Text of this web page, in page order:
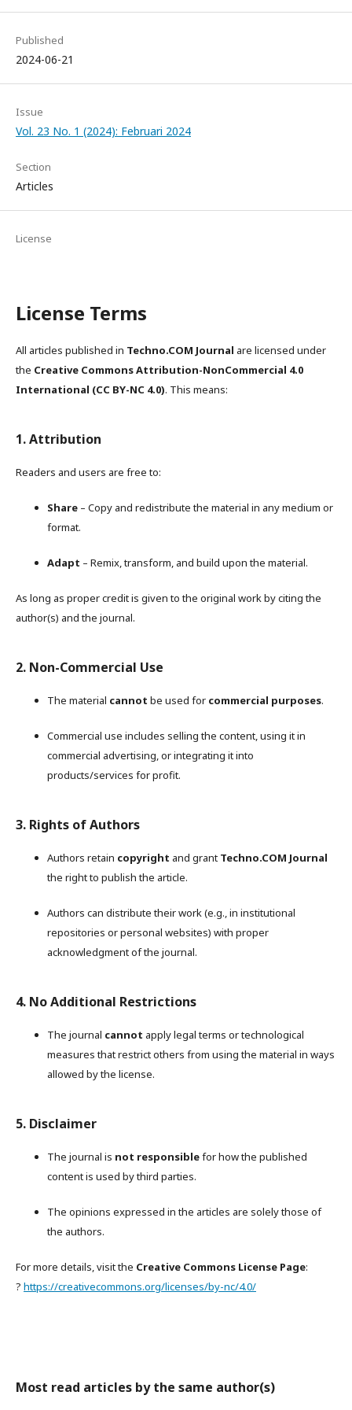
Published
2024-06-21
Issue
Vol. 23 No. 1 (2024): Februari 2024
Section
Articles
License
License Terms
All articles published in Techno.COM Journal are licensed under
the Creative Commons Attribution-NonCommercial 4.0
International (CC BY-NC 4.0). This means:
1. Attribution
Readers and users are free to:
Share – Copy and redistribute the material in any medium or
format.
Adapt – Remix, transform, and build upon the material.
As long as proper credit is given to the original work by citing the
author(s) and the journal.
2. Non-Commercial Use
The material cannot be used for commercial purposes.
Commercial use includes selling the content, using it in
commercial advertising, or integrating it into
products/services for profit.
3. Rights of Authors
Authors retain copyright and grant Techno.COM Journal
the right to publish the article.
Authors can distribute their work (e.g., in institutional
repositories or personal websites) with proper
acknowledgment of the journal.
4. No Additional Restrictions
The journal cannot apply legal terms or technological
measures that restrict others from using the material in ways
allowed by the license.
5. Disclaimer
The journal is not responsiblefor how the published
content is used by third parties.
The opinions expressed in the articles are solely those of
the authors.
For more details, visit the Creative Commons License Page:
? https://creativecommons.org/licenses/by-nc/4.0/
Most read articles by the same author(s)